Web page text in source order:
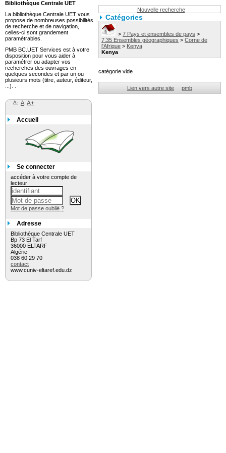
Nouvelle recherche
Catégories
> 7 Pays et ensembles de pays >
7.35 Ensembles géographiques > Corne de
l'Afrique > Kenya
Kenya
catégorie vide
Lien vers autre site pmb
Bibliothèque Centrale UET
La bibliothèque Centrale UET vous
propose de nombreuses possibilités
de recherche et de navigation,
celles-ci sont grandement
paramétrables.
PMB BC.UET Services est à votre
disposition pour vous aider à
paramétrer ou adapter vos
recherches des ouvrages en
quelques secondes et par un ou
plusieurs mots (titre, auteur, éditeur,
...). .
A- A A+
Accueil
Se connecter
accéder à votre compte de
lecteur
Mot de passe oublié ?
Adresse
Bibliothèque Centrale UET
Bp 73 El Tarf
36000 ELTARF
Algérie
038 60 29 70
contact
www.cuniv-eltaref.edu.dz